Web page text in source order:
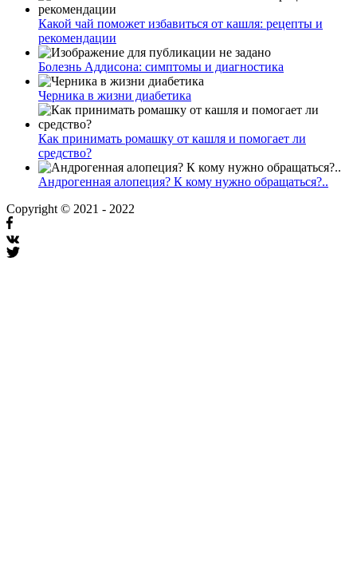
Какой чай поможет избавиться от кашля: рецепты и
рекомендации
Болезнь Аддисона: симптомы и диагностика
Черника в жизни диабетика
Как принимать ромашку от кашля и помогает ли
средство?
Андрогенная алопеция? К кому нужно обращаться?..
Copyright © 2021 - 2022